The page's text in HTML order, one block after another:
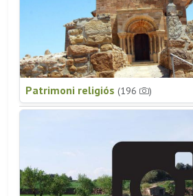
Patrimoni religiós (196 )